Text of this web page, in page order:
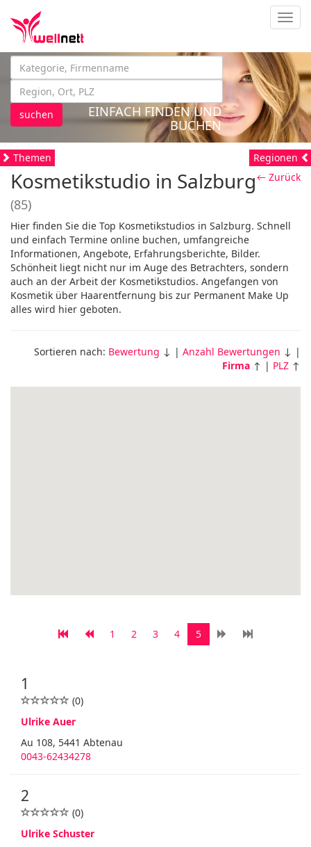
suchen
EINFACH FINDEN UND
BUCHEN
Themen
← Zurück
Kosmetikstudio in Salzburg
(85)
Hier finden Sie die Top Kosmetikstudios in Salzburg. Schnell
und einfach Termine online buchen, umfangreiche
Informationen, Angebote, Erfahrungsberichte, Bilder.
Schönheit liegt nicht nur im Auge des Betrachters, sondern
auch an der Arbeit der Kosmetikstudios. Angefangen von
Kosmetik über Haarentfernung bis zur Permanent Make Up
alles wird hier geboten.
Sortieren nach: Bewertung ↓ | Anzahl Bewertungen ↓ |
Firma ↑ | PLZ ↑
1 2 3 4 5
1
(0)
Ulrike Auer
Au 108, 5441 Abtenau
0043-62434278
2
(0)
Ulrike Schuster
Regionen